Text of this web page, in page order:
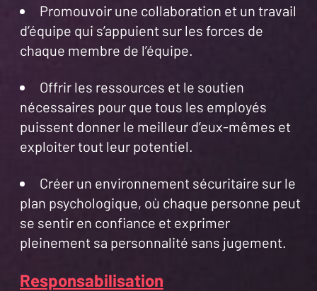
Promouvoir une collaboration et un travail
d’équipe qui s’appuient sur les forces de
chaque membre de l’équipe.
Offrir les ressources et le soutien
nécessaires pour que tous les employés
puissent donner le meilleur d’eux-mêmes et
exploiter tout leur potentiel.
Créer un environnement sécuritaire sur le
plan psychologique, où chaque personne peut
se sentir en confiance et exprimer
pleinement sa personnalité sans jugement.
Responsabilisation